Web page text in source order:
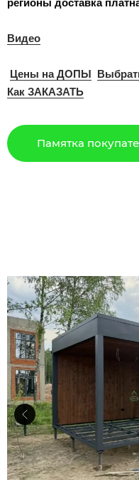
регионы доставка
Видео
Цены на ДОПЫ
Как ЗАКАЗАТЬ
Памятка